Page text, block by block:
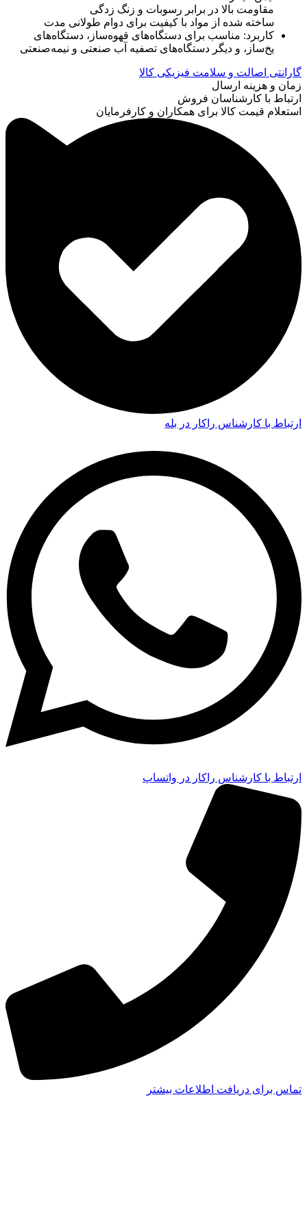
مقاومت بالا در برابر رسوبات و زنگ زدگی
ساخته شده از مواد با کیفیت برای دوام طولانی مدت
کاربرد: مناسب برای دستگاه‌های قهوه‌ساز، دستگاه‌های
یخ‌ساز، و دیگر دستگاه‌های تصفیه آب صنعتی و نیمه‌صنعتی
گارانتی اصالت و سلامت فیزیکی کالا
زمان و هزینه ارسال
ارتباط با کارشناسان فروش
استعلام قیمت کالا برای همکاران و کارفرمایان
ارتباط با کارشناس راکار در بله
ارتباط با کارشناس راکار در واتساپ
تماس برای دریافت اطلاعات بیشتر